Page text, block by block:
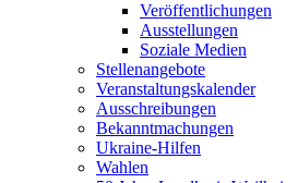
Veröffentlichungen
Ausstellungen
Soziale Medien
Stellenangebote
Veranstaltungskalender
Ausschreibungen
Bekanntmachungen
Ukraine-Hilfen
Wahlen